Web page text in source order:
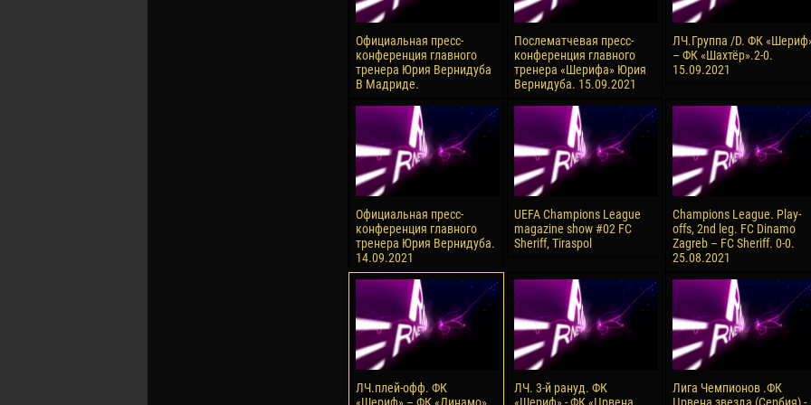
Официальная пресс-
конференция главного
тренера Юрия Вернидуба
В Мадриде.
Послематчевая пресс-
конференция главного
тренера «Шерифа» Юрия
Вернидуба. 15.09.2021
ЛЧ.Группа /D. ФК
– ФК «Шахтёр».2-0.
15.09.2021
Официальная пресс-
конференция главного
тренера Юрия Вернидуба.
14.09.2021
UEFA Champions League
magazine show #02 FC
Sheriff, Tiraspol
Champions League. Play-
offs, 2nd leg. FC Dinamo
Zagreb – FC Sheriff. 0-0.
25.08.2021
ЛЧ.плей-офф. ФК
ЛЧ. 3-й рануд. ФК
Лига Чемпионов .ФК